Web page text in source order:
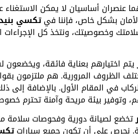
عنصران أساسيان لا يمكن
بشكل خاص، فإننا فيتكسي
وخصوصيتك، ونتخذ كل
يتم اختيارهم بعناية فائقة، ويخضعون
الظروف المرورية. هم ملتزمون
في المقام الأول. بالإضافة إلى
وتوفير بيئة مريحة وآمنة تحترم
تخضع لصيانة دورية وفحوصات سلامة
نحرص على أن تكون جميع سيارات